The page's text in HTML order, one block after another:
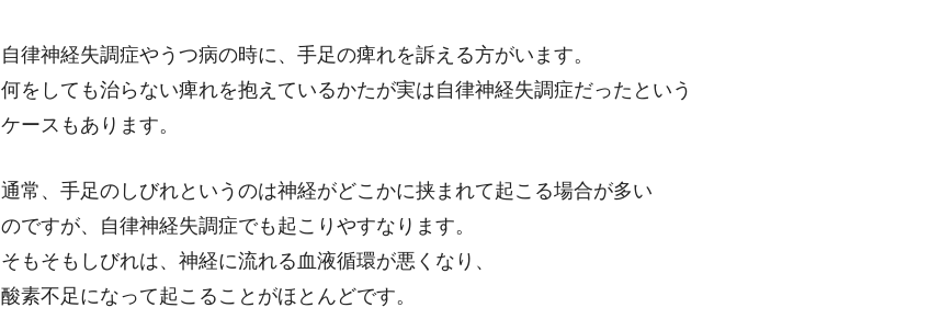
自律神経失調症やうつ病の時に、手足の痺れを訴える方がいます。
何をしても治らない痺れを抱えているかたが実は自律神経失調症だったという
ケースもあります。
通常、手足のしびれというのは神経がどこかに挟まれて起こる場合が多い
のですが、自律神経失調症でも起こりやすなります。
そもそもしびれは、神経に流れる血液循環が悪くなり、
酸素不足になって起こることがほとんどです。